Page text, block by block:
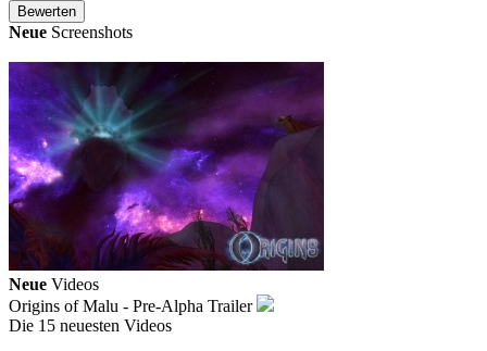
Neue Screenshots
Neue Videos
Origins of Malu - Pre-Alpha Trailer
Die 15 neuesten Videos